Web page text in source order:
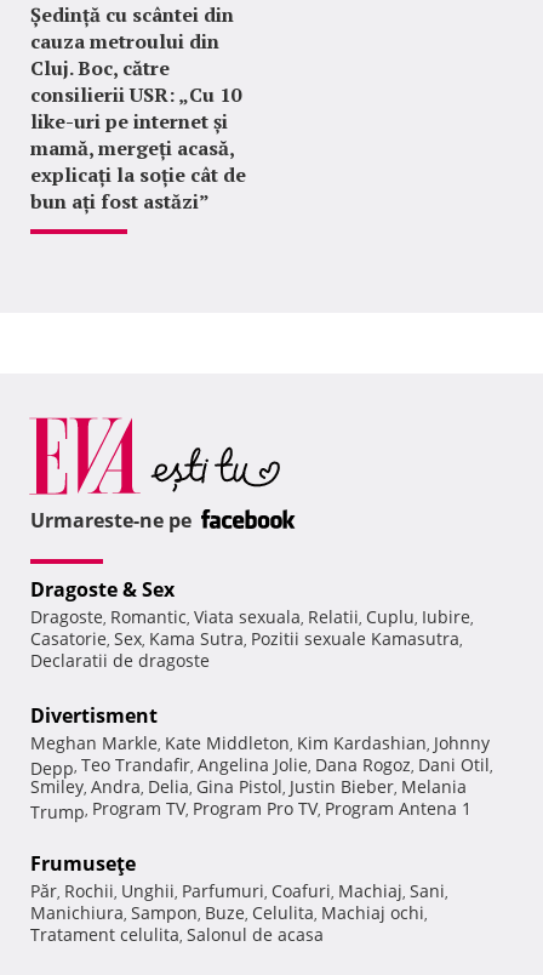
Ședință cu scântei din
cauza metroului din
Cluj. Boc, către
consilierii USR: „Cu 10
like-uri pe internet și
mamă, mergeți acasă,
explicați la soție cât de
bun ați fost astăzi”
Urmareste-ne pe
Dragoste & Sex
Dragoste, Romantic, Viata sexuala, Relatii, Cuplu, Iubire,
Casatorie, Sex, Kama Sutra, Pozitii sexuale Kamasutra,
Declaratii de dragoste
Divertisment
Meghan Markle, Kate Middleton, Kim Kardashian, Johnny
Depp, Teo Trandafir, Angelina Jolie, Dana Rogoz, Dani Otil,
Smiley, Andra, Delia, Gina Pistol, Justin Bieber, Melania
Trump, Program TV, Program Pro TV, Program Antena 1
Frumuseţe
Păr, Rochii, Unghii, Parfumuri, Coafuri, Machiaj, Sani,
Manichiura, Sampon, Buze, Celulita, Machiaj ochi,
Tratament celulita, Salonul de acasa